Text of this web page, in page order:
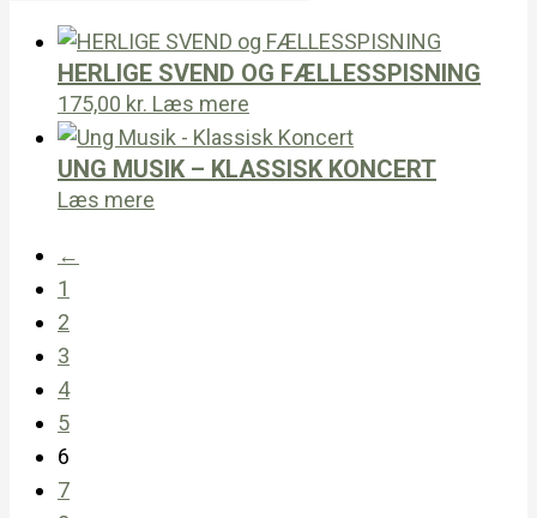
HERLIGE SVEND OG FÆLLESSPISNING
175,00 kr. Læs mere
UNG MUSIK – KLASSISK KONCERT
Læs mere
←
1
2
3
4
5
6
7